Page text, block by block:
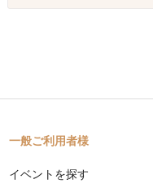
一般ご利用者様
イベントを探す